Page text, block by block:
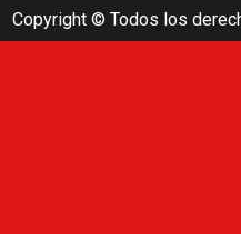
Copyright © Todos los